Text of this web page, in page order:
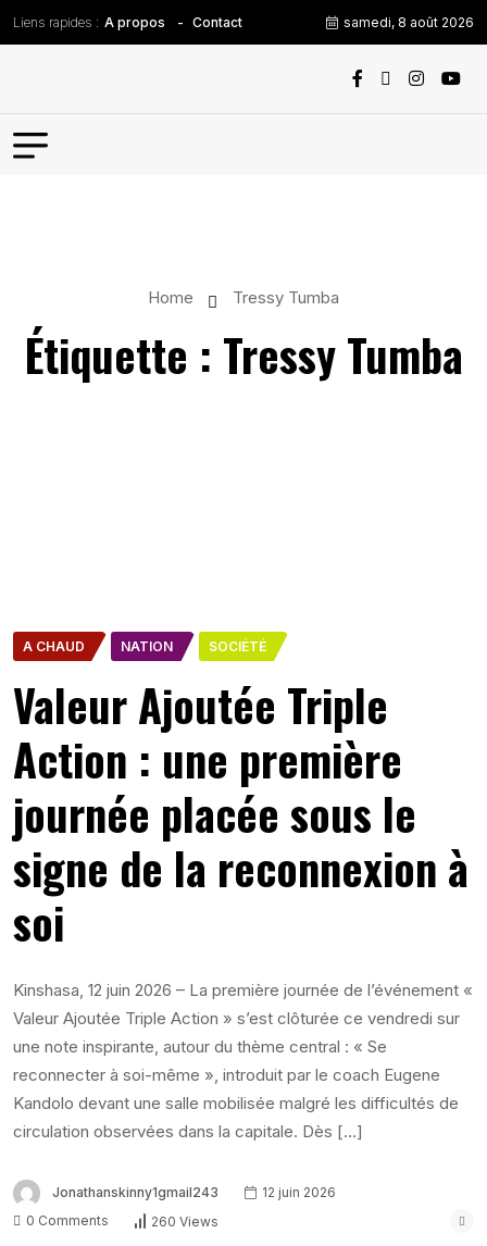
Liens rapides : A propos Contact samedi, 8 août 2026
Home Tressy Tumba
Étiquette : Tressy Tumba
A CHAUD NATION SOCIÉTÉ
Valeur Ajoutée Triple
Action : une première
journée placée sous le
signe de la reconnexion à
soi
Kinshasa, 12 juin 2026 – La première journée de l’événement «
Valeur Ajoutée Triple Action » s’est clôturée ce vendredi sur
une note inspirante, autour du thème central : « Se
reconnecter à soi-même », introduit par le coach Eugene
Kandolo devant une salle mobilisée malgré les difficultés de
circulation observées dans la capitale. Dès […]
Jonathanskinny1gmail243
12 juin 2026
0 Comments
260 Views